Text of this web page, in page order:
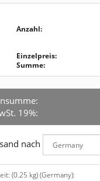
Anzahl:
Einzelpreis:
Summe:
19%:
nach
(0.25 kg) (Germany):